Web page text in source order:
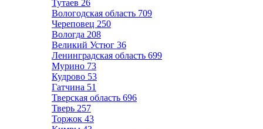
Тутаев 26
Вологодская область 709
Череповец 250
Вологда 208
Великий Устюг 36
Ленинградская область 699
Мурино 73
Кудрово 53
Гатчина 51
Тверская область 696
Тверь 257
Торжок 43